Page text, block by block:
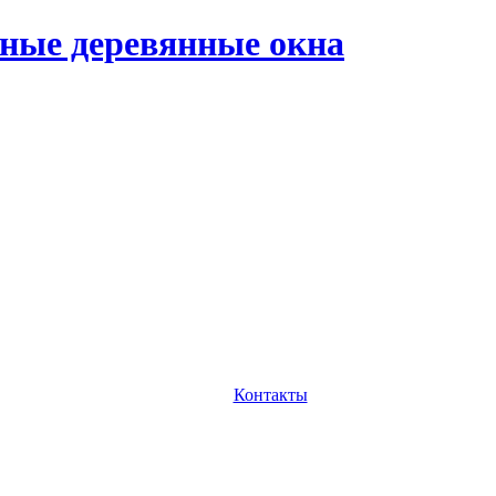
деревянные окна
Контакты